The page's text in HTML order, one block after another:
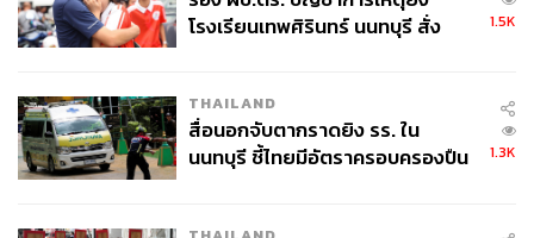
โรงเรียนเทพศิรินทร์ นนทบุรี สั่ง
1.5K
THAILAND
สื่อนอกจับตากราดยิง รร. ใน
นนทบุรี ชี้ไทยมีอัตราครอบครองปืน
1.3K